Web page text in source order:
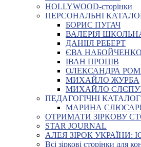
HOLLYWOOD-сторінки
ПЕРСОНАЛЬНІ
БОРИС ПУГАЧ
ВАЛЕРІЯ
ДАНІІЛ РЕБЕРТ
ЄВА НАБОЙЧЕНКО
ІВАН ПРОЦІВ
ОЛЕКСАНДРА
МИХАЙЛО ЖУРБА
МИХАЙЛО
ПЕДАГОГІЧНІ
МАРИНА
ОТРИМАТИ ЗІРКОВУ
STAR JOURNAL
АЛЕЯ ЗІРОК УКРАЇНИ:
Всі зіркові сторінки для